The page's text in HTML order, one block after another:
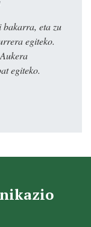
eta zu
egiteko.
egiteko.